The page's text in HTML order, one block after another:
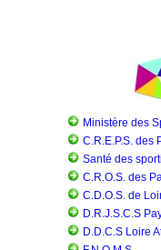
Ministère des
C.R.E.P.S. des
Santé des
C.R.O.S. des
C.D.O.S. de
D.R.J.S.C.S
D.D.C.S Loire